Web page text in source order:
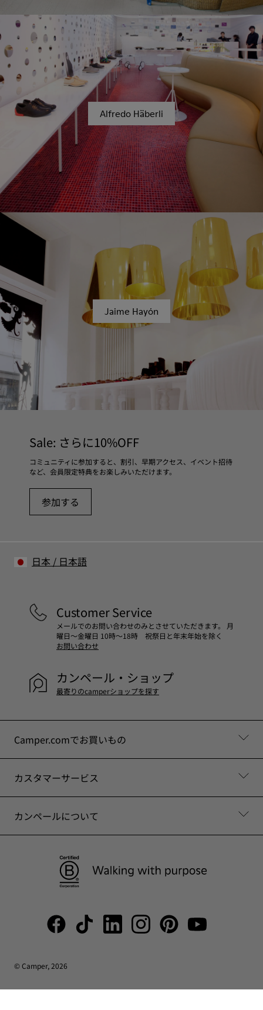
Alfredo Häberli
Jaime Hayón
Sale: さらに10%OFF
コミュニティに参加すると、割引、早期アクセス、イベント招待
など、会員限定特典をお楽しみいただけます。
参加する
Camper.comでお買いもの
カスタマーサービス
カンペールについて
Customer Service
メールでのお問い合わせのみとさせていただきます。 月
曜日～金曜日 10時～18時 祝祭日と年末年始を除く
お問い合わせ
カンペール・ショップ
最寄りのcamperショップを探す
© Camper, 2026
日本 / 日本語